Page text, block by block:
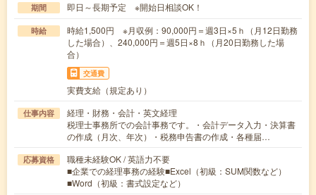
期間 即日～長期予定 ※開始日相談OK！
時給
時給1,500円 ※月収例：90,000円＝週3日×5ｈ（月12日勤務
した場合）、240,000円＝週5日×8ｈ（月20日勤務した場
合）
交通費
実費支給（規定あり）
仕事内容
経理・財務・会計・英文経理
税理士事務所での会計事務です。・会計データ入力・決算書
の作成（月次、年次）・税務申告書の作成・各種届…
応募資格
職種未経験OK / 英語力不要
■企業での経理事務の経験■Excel（初級：SUM関数など）
■Word（初級：書式設定など）